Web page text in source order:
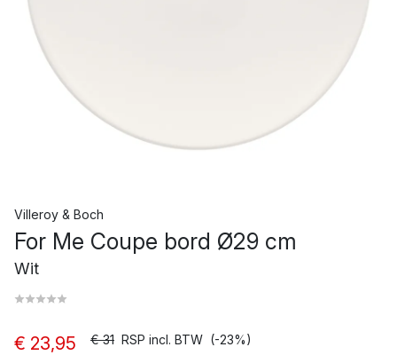
Villeroy & Boch
For Me Coupe bord Ø29 cm
Wit
€ 23,95 € 31 RSP incl. BTW (-23%)